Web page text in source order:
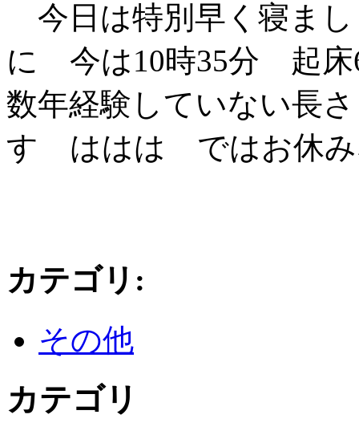
今日は特別早く寝ま
に 今は10時35分 起
数年経験していない
す ははは ではお休み
カテゴリ :
その他
カテゴリ